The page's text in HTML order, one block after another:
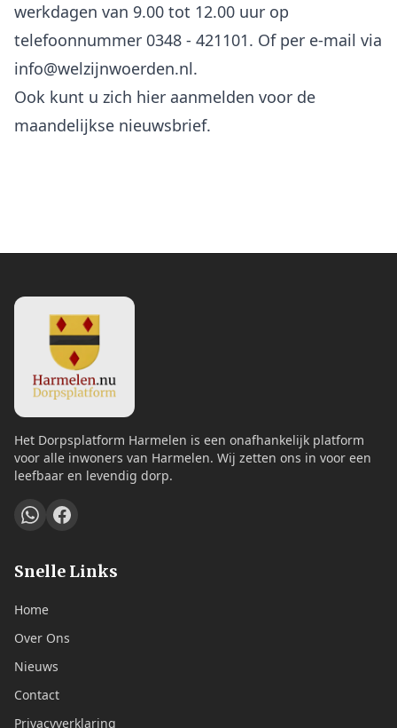
werkdagen van 9.00 tot 12.00 uur op
telefoonnummer 0348 - 421101. Of per e-mail via
info@welzijnwoerden.nl.
Ook kunt u zich hier aanmelden voor de
maandelijkse nieuwsbrief.
Het Dorpsplatform Harmelen is een onafhankelijk platform
voor alle inwoners van Harmelen. Wij zetten ons in voor een
leefbaar en levendig dorp.
Snelle Links
Home
Over Ons
Nieuws
Contact
Privacyverklaring